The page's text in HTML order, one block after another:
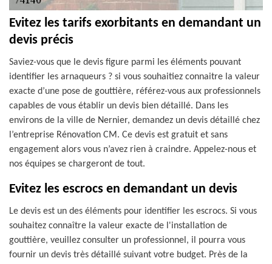
Evitez les tarifs exorbitants en demandant un
devis précis
Saviez-vous que le devis figure parmi les éléments pouvant
identifier les arnaqueurs ? si vous souhaitiez connaitre la valeur
exacte d’une pose de gouttière, référez-vous aux professionnels
capables de vous établir un devis bien détaillé. Dans les
environs de la ville de Nernier, demandez un devis détaillé chez
l’entreprise Rénovation CM. Ce devis est gratuit et sans
engagement alors vous n’avez rien à craindre. Appelez-nous et
nos équipes se chargeront de tout.
Evitez les escrocs en demandant un devis
Le devis est un des éléments pour identifier les escrocs. Si vous
souhaitez connaître la valeur exacte de l'installation de
gouttière, veuillez consulter un professionnel, il pourra vous
fournir un devis très détaillé suivant votre budget. Près de la